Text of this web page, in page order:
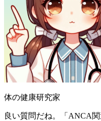
体の健康研究家
良い質問だね。「ANCA